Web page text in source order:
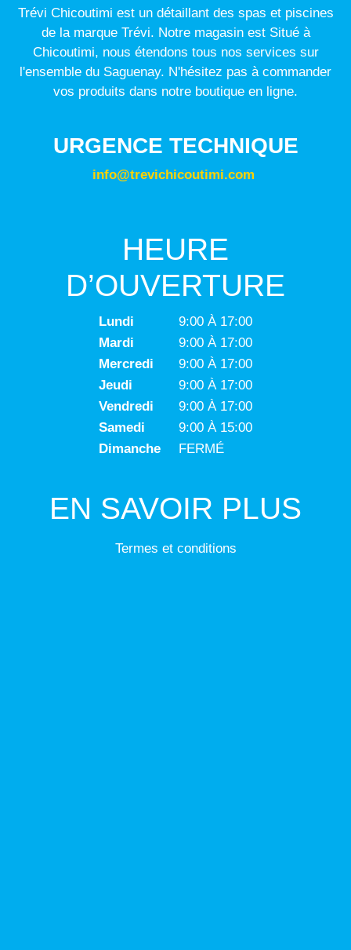
Trévi Chicoutimi est un détaillant des spas et piscines
de la marque Trévi. Notre magasin est Situé à
Chicoutimi, nous étendons tous nos services sur
l'ensemble du Saguenay. N'hésitez pas à commander
vos produits dans notre boutique en ligne.
URGENCE TECHNIQUE
info@trevichicoutimi.com
HEURE
D’OUVERTURE
Lundi
9:00 À 17:00
Mardi
9:00 À 17:00
Mercredi
9:00 À 17:00
Jeudi
9:00 À 17:00
Vendredi
9:00 À 17:00
Samedi
9:00 À 15:00
Dimanche
FERMÉ
EN SAVOIR PLUS
Termes et conditions